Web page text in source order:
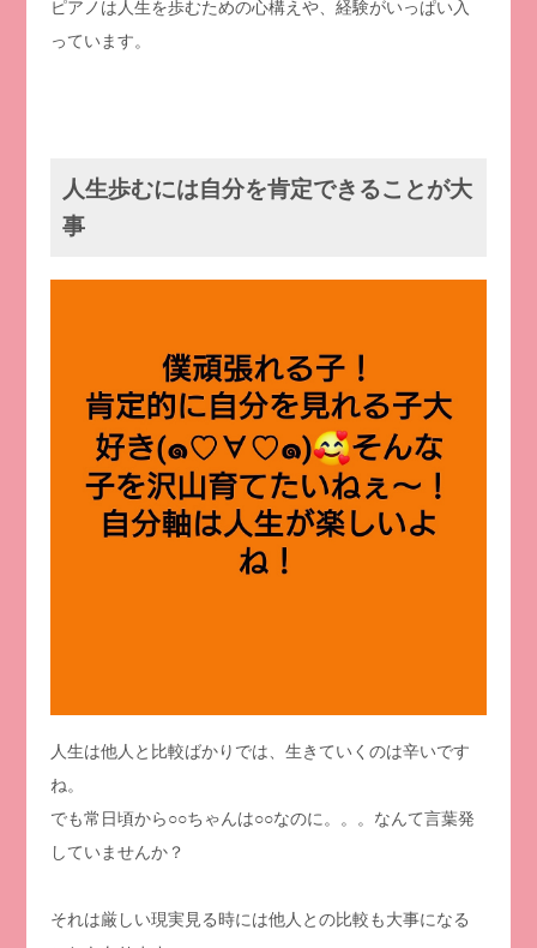
ピアノは人生を歩むための心構えや、経験がいっぱい入
っています。
人生歩むには自分を肯定できることが大
事
人生は他人と比較ばかりでは、生きていくのは辛いです
ね。
でも常日頃から○○ちゃんは○○なのに。。。なんて言葉発
していませんか？
それは厳しい現実見る時には他人との比較も大事になる